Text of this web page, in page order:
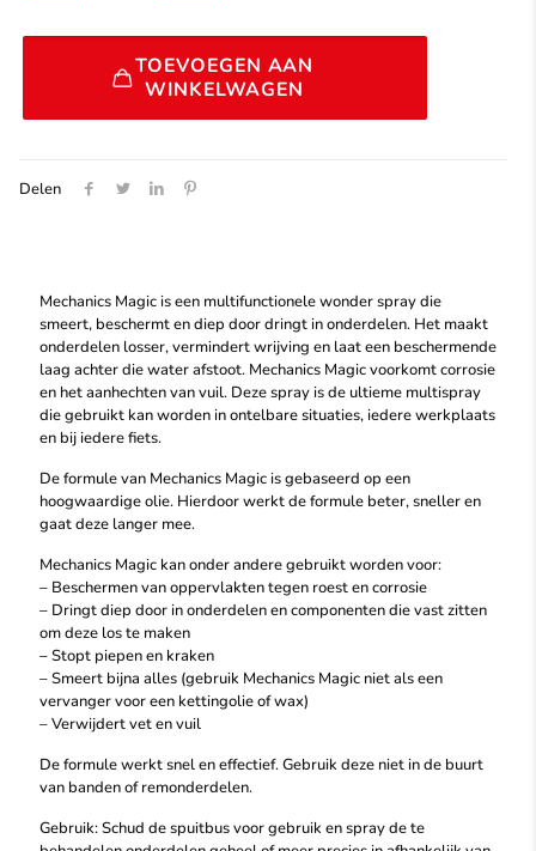
TOEVOEGEN AAN
WINKELWAGEN
Delen
Mechanics Magic is een multifunctionele wonder spray die
smeert, beschermt en diep door dringt in onderdelen. Het maakt
onderdelen losser, vermindert wrijving en laat een beschermende
laag achter die water afstoot. Mechanics Magic voorkomt corrosie
en het aanhechten van vuil. Deze spray is de ultieme multispray
die gebruikt kan worden in ontelbare situaties, iedere werkplaats
en bij iedere fiets.
De formule van Mechanics Magic is gebaseerd op een
hoogwaardige olie. Hierdoor werkt de formule beter, sneller en
gaat deze langer mee.
Mechanics Magic kan onder andere gebruikt worden voor:
– Beschermen van oppervlakten tegen roest en corrosie
– Dringt diep door in onderdelen en componenten die vast zitten
om deze los te maken
– Stopt piepen en kraken
– Smeert bijna alles (gebruik Mechanics Magic niet als een
vervanger voor een kettingolie of wax)
– Verwijdert vet en vuil
De formule werkt snel en effectief. Gebruik deze niet in de buurt
van banden of remonderdelen.
Gebruik: Schud de spuitbus voor gebruik en spray de te